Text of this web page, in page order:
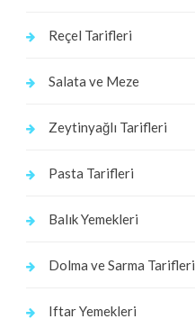
Reçel Tarifleri
Salata ve Meze
Zeytinyağlı Tarifleri
Pasta Tarifleri
Balık Yemekleri
Dolma ve Sarma Tarifleri
Iftar Yemekleri